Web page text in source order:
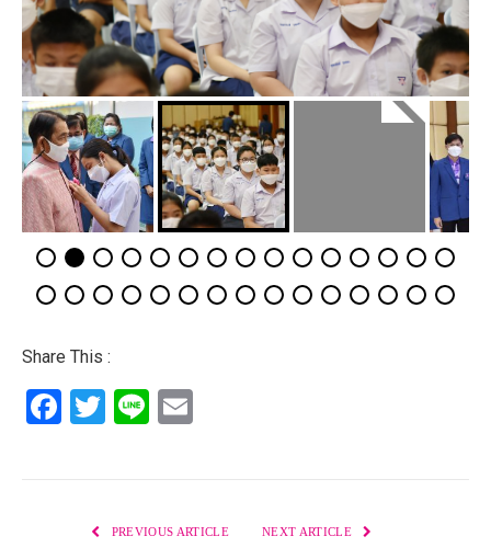
Share This :
Facebook
Twitter
Line
PREVIOUS ARTICLE NEXT ARTICLE